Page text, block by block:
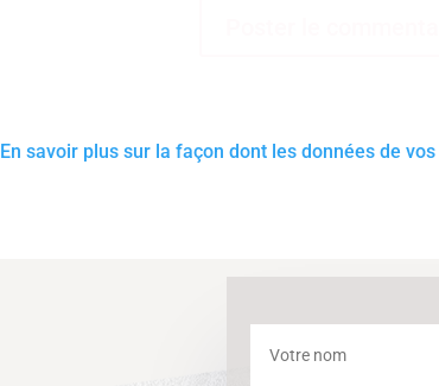
En savoir plus sur la façon dont les données de vos